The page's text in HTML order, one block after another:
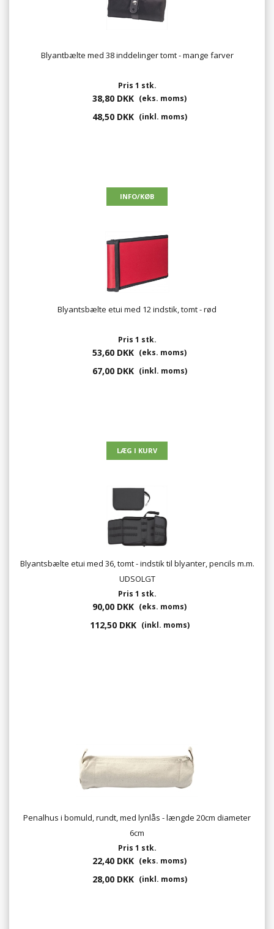
Blyantbælte med 38 inddelinger tomt - mange farver
Pris 1 stk.
38,80 DKK (eks. moms)
48,50 DKK (inkl. moms)
Blyantsbælte etui med 12 indstik, tomt - rød
Pris 1 stk.
53,60 DKK (eks. moms)
67,00 DKK (inkl. moms)
Blyantsbælte etui med 36, tomt - indstik til blyanter, pencils m.m.
UDSOLGT
Pris 1 stk.
90,00 DKK (eks. moms)
112,50 DKK (inkl. moms)
Penalhus i bomuld, rundt, med lynlås - længde 20cm diameter
6cm
Pris 1 stk.
22,40 DKK (eks. moms)
28,00 DKK (inkl. moms)